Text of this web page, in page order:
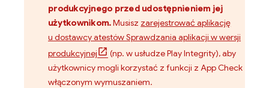
produkcyjnego przed udostępnieniem jej
użytkownikom.Musisz zarejestrować aplikację
u dostawcy atestów Sprawdzania aplikacji w wersji
produkcyjnej
(np. w usłudze Play Integrity), aby
użytkownicy mogli korzystać z funkcji z App Check
włączonym wymuszaniem.